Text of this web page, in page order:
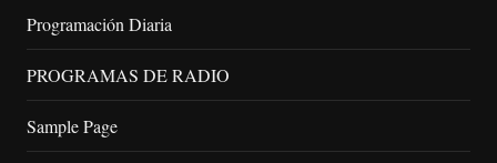
Programación Diaria
PROGRAMAS DE RADIO
Sample Page